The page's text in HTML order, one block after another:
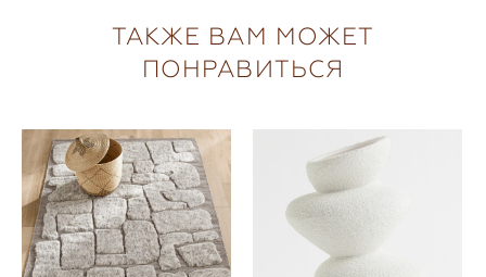
ТАКЖЕ ВАМ МОЖЕТ
ПОНРАВИТЬСЯ